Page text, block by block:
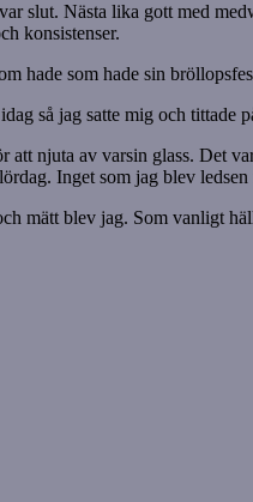
slut. Nästa lika gott med
konsistenser.
hade som hade sin
så jag satte mig och tittade
njuta av varsin glass. Det
Inget som jag blev
mätt blev jag. Som vanligt